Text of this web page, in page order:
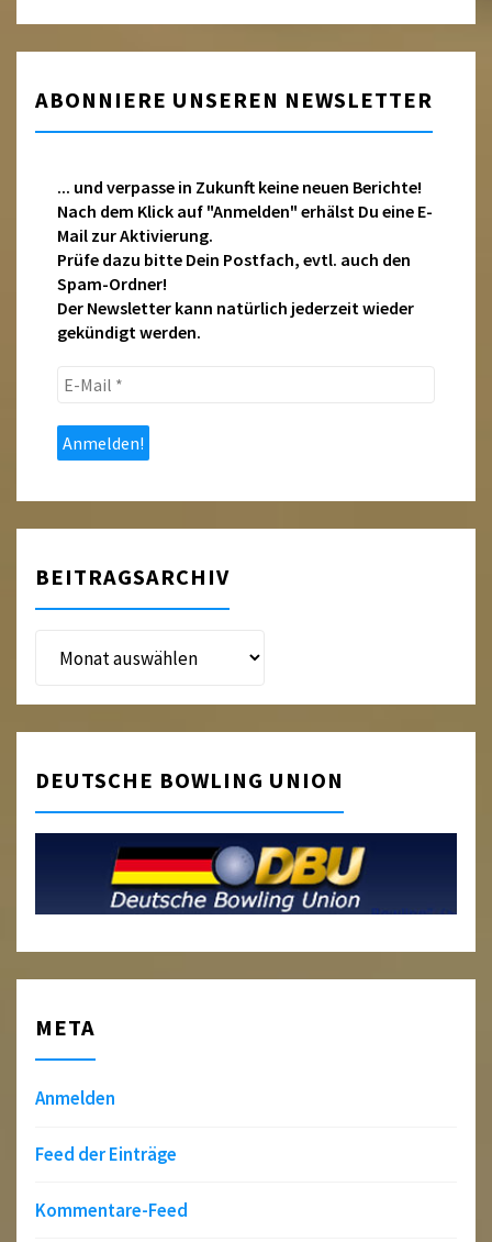
ABONNIERE UNSEREN NEWSLETTER
... und verpasse in Zukunft keine neuen Berichte!
Nach dem Klick auf "Anmelden" erhälst Du eine E-
Mail zur Aktivierung.
Prüfe dazu bitte Dein Postfach, evtl. auch den
Spam-Ordner!
Der Newsletter kann natürlich jederzeit wieder
gekündigt werden.
E-
*
BEITRAGSARCHIV
Beitragsarchiv
DEUTSCHE BOWLING UNION
META
Anmelden
Feed der Einträge
Kommentare-Feed